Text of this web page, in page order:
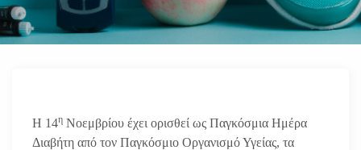
Η 14η Νοεμβρίου έχει ορισθεί ως Παγκόσμια Ημέρα
Διαβήτη από τον Παγκόσμιο Οργανισμό Υγείας, τα